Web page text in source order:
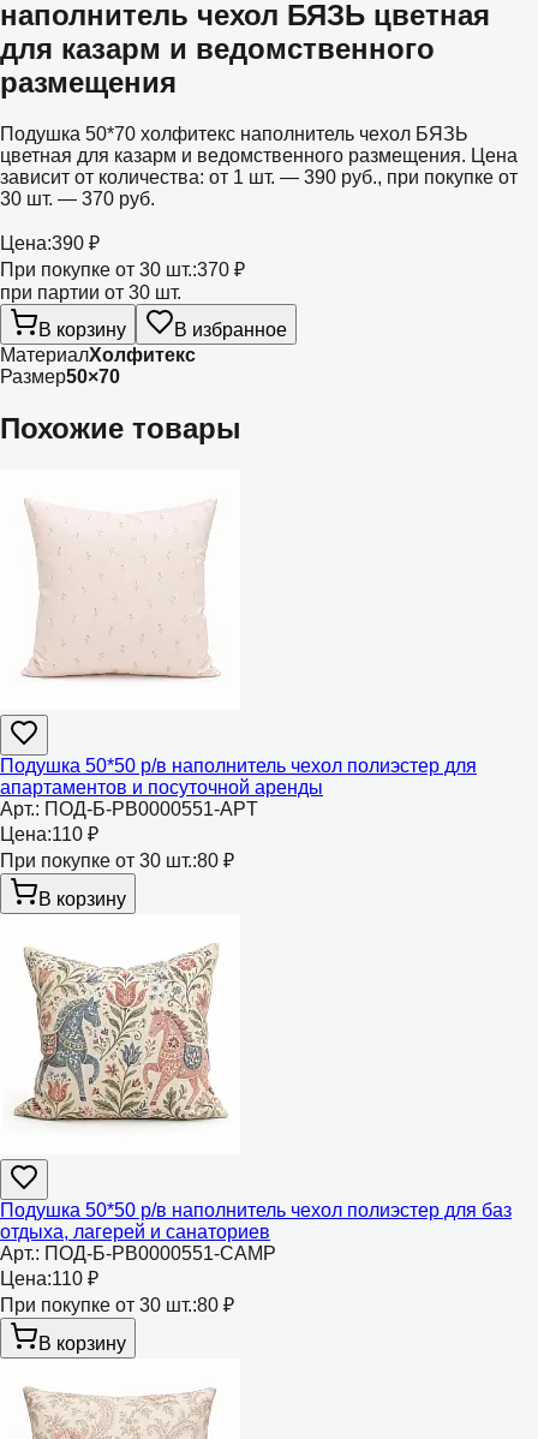
наполнитель чехол БЯЗЬ цветная
для казарм и ведомственного
размещения
Подушка 50*70 холфитекс наполнитель чехол БЯЗЬ
цветная для казарм и ведомственного размещения. Цена
зависит от количества: от 1 шт. — 390 руб., при покупке от
30 шт. — 370 руб.
Цена:390 ₽
При покупке от 30 шт.:370 ₽
при партии от 30 шт.
В корзину
В избранное
МатериалХолфитекс
Размер50×70
Похожие товары
Подушка 50*50 р/в наполнитель чехол полиэстер для
апартаментов и посуточной аренды
Арт.: ПОД-Б-РВ0000551-APT
Цена:110 ₽
При покупке от 30 шт.:80 ₽
В корзину
Подушка 50*50 р/в наполнитель чехол полиэстер для баз
отдыха, лагерей и санаториев
Арт.: ПОД-Б-РВ0000551-CAMP
Цена:110 ₽
При покупке от 30 шт.:80 ₽
В корзину